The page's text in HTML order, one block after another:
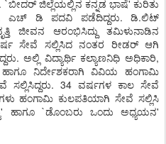
`ಬೀದರ್ ಜಿಲ್ಲೆಯಲ್ಲಿನ ಕನ್ನಡ ಭಾಷೆ' ಕುರಿತು
ಎಚ್ ಡಿ ಪದವಿ ಪಡೆದಿದ್ದರು. ಡಿ.ಲಿಟ್
ಜೀವನ ಆರಂಭಿಸಿದ್ದು ತಮಿಳುನಾಡಿನ
ಸೇವೆ ಸಲ್ಲಿಸಿದ ನಂತರ ರೀಡರ್ ಆಗಿ
ಅಲ್ಲಿ ವಿದ್ಯಾರ್ಥಿ ಕಲ್ಯಾಣನಿಧಿ ಅಧಿಕಾರಿ,
ಹಾಗೂ ನಿರ್ದೇಶಕರಾಗಿ ವಿವಿಯ ಹಂಗಾಮಿ
34 ವರ್ಷಗಳ ಕಾಲ ಸೇವೆ
ಹಂಗಾಮಿ ಕುಲಪತಿಯಾಗಿ ಸೇವೆ ಸಲ್ಲಿಸಿ
ಹಾಗೂ `ಡೊಂಬರು ಒಂದು ಅಧ್ಯಯನ'